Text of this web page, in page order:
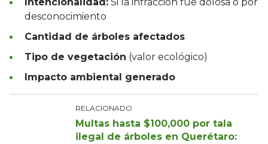
desconocimiento
Cantidad de árboles afectados
Tipo de vegetación (valor ecológico)
Impacto ambiental generado
RELACIONADO
Multas hasta $100,000 por tala
ilegal de árboles en Querétaro: